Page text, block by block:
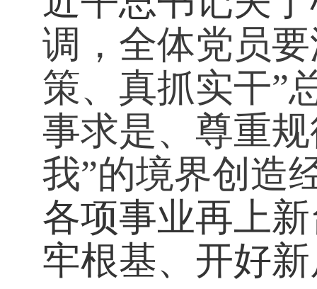
调，全体党员
策、真抓实干”
事求是、尊重
我”的境界创造
各项事业再上
牢根基、开好